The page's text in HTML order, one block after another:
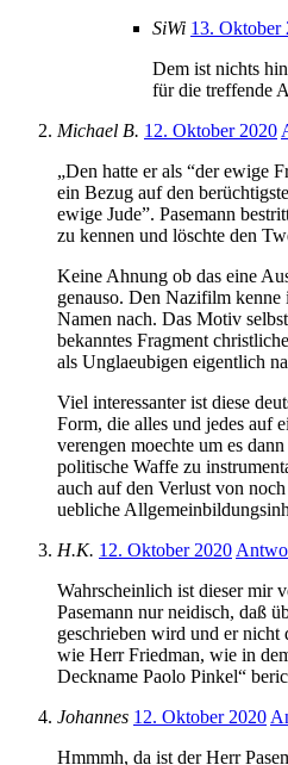
SiWi 13. Oktober
Dem ist nichts
für die treffende
Michael B. 12. Oktober 2020
„Den hatte er als “der ewige
ein Bezug auf den
ewige Jude”. Pasemann
zu kennen und löschte den
Keine Ahnung ob das eine
genauso. Den Nazifilm
Namen nach. Das Motiv
bekanntes Fragment
als Unglaeubigen eigentlich
Viel interessanter ist diese
Form, die alles und jedes auf
verengen moechte um es
politische Waffe zu
auch auf den Verlust von
uebliche
H.K. 12. Oktober 2020
Wahrscheinlich ist dieser mir
Pasemann nur neidisch, daß
geschrieben wird und er nicht
wie Herr Friedman, wie in
Deckname Paolo Pinkel“
Johannes 12. Oktober 2020
Hmmmh, da ist der Herr